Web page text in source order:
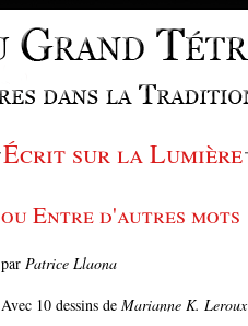
Écrit sur la Lumière
ou Entre d'autres mots
par Patrice Llaona
Avec 10 dessins de Marianne K. Leroux